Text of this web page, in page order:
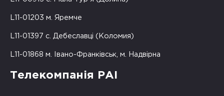
L11-01203 м. Яремче
L11-01397 с. Дебеславці (Коломия)
L11-01868 м. Івано-Франківськ, м. Надвірна
Телекомпанія РАІ